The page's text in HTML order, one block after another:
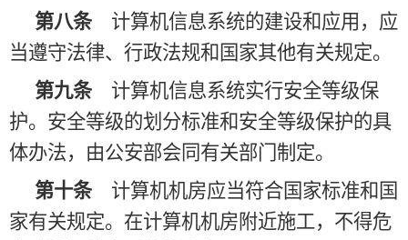
第八条 计算机信息系统的建设和应用，应
当遵守法律、行政法规和国家其他有关规定。
第九条 计算机信息系统实行安全等级保
护。安全等级的划分标准和安全等级保护的具
体办法，由公安部会同有关部门制定。
第十条 计算机机房应当符合国家标准和国
家有关规定。在计算机机房附近施工，不得危